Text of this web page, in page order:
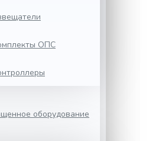
ОПС
оборудование